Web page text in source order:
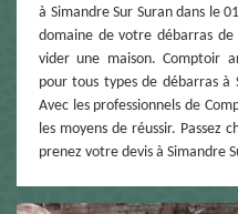
à Simandre Sur Suran dans le
domaine de votre débarras
vider une maison. Comptoir
pour tous types de débarras à
Avec les professionnels de
les moyens de réussir. Passez
prenez votre devis à Simandre